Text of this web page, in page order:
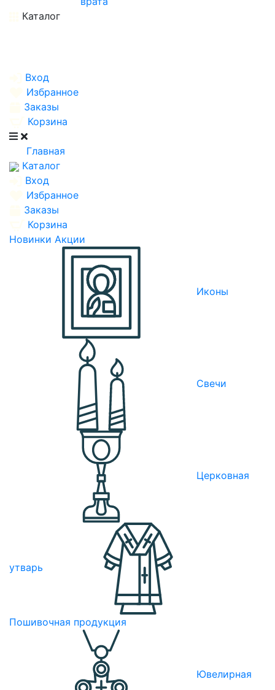
Каталог
Вход
Избранное
Заказы
Корзина
Главная
Каталог
Вход
Избранное
Заказы
Корзина
Новинки Акции
Иконы
Свечи
Церковная
утварь
Пошивочная продукция
Ювелирная